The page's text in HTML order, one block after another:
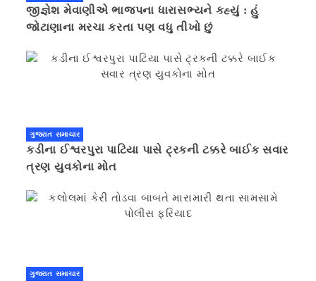
જીજ્ઞેશ મેવાણીએ ભાજપના ધારાસભ્યને કહ્યું : હું
જોટાણાના મરચા કરતા પણ વધુ તીખો છું
ગુજરાત સમાચાર
કડીના ઈશ્વરપુરા પાટિયા પાસે ટ્રકની ટક્કરે બાઈક સવાર
ત્રણ યુવકોના મોત
ગુજરાત સમાચાર